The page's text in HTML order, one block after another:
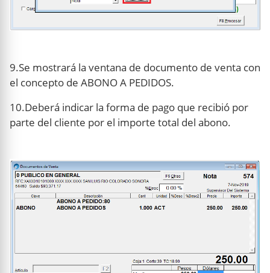
9.Se mostrará la ventana de documento de venta con
el concepto de ABONO A PEDIDOS.
10.Deberá indicar la forma de pago que recibió por
parte del cliente por el importe total del abono.